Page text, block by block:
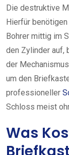
Die destruktive
Hierfür
Bohrer mittig im
den Zylinder auf,
der
um den
professioneller
Schloss meist
Was